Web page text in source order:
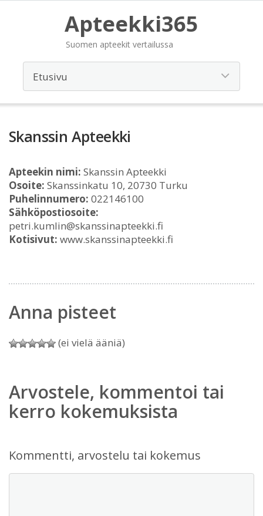
Apteekki365
Suomen apteekit vertailussa
Skanssin Apteekki
Apteekin nimi: Skanssin Apteekki
Osoite: Skanssinkatu 10, 20730 Turku
Puhelinnumero: 022146100
Sähköpostiosoite:
petri.kumlin@skanssinapteekki.fi
Kotisivut: www.skanssinapteekki.fi
Anna pisteet
(ei vielä ääniä)
Arvostele, kommentoi tai
kerro kokemuksista
Kommentti, arvostelu tai kokemus